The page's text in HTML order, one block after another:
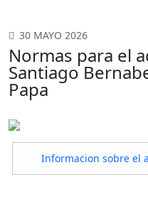
30 MAYO 2026
Normas para el
Santiago
Papa
Informacion sobre el